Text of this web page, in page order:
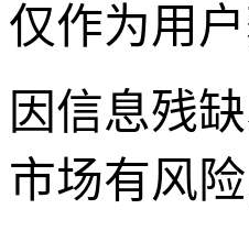
仅作为用
因信息残
市场有风